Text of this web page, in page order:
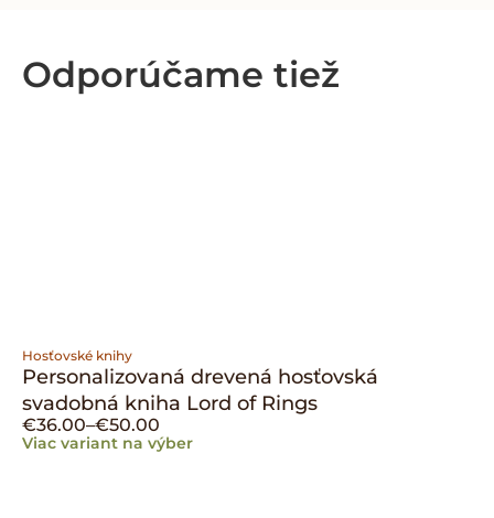
Odporúčame tiež
Hosťovské knihy
Personalizovaná drevená hosťovská
svadobná kniha Lord of Rings
€36.00–€50.00
Viac variant na výber